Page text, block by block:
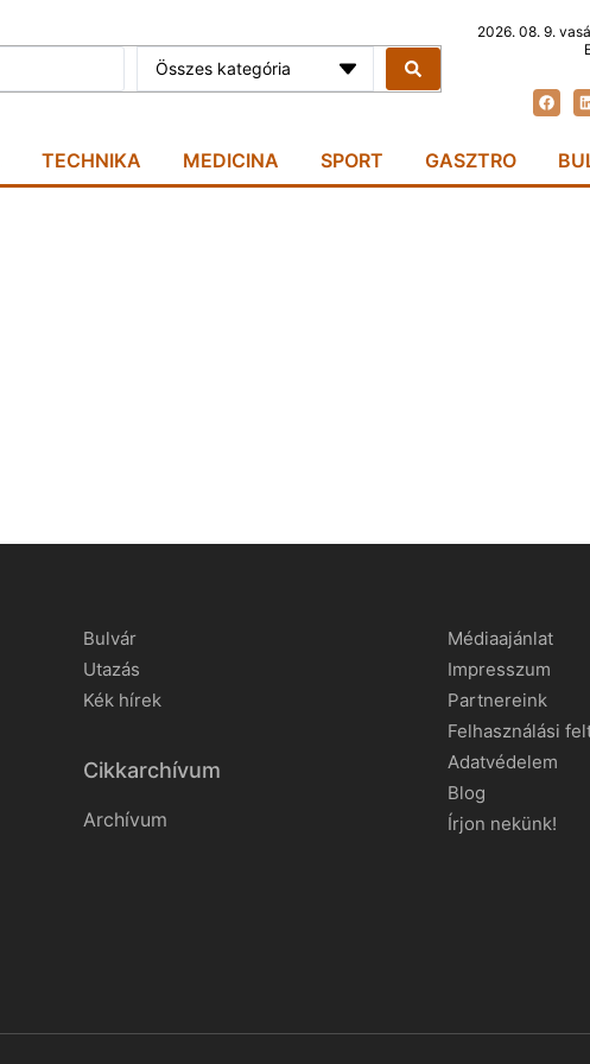
Összes kategória
2026. 08. 9.
TECHNIKA MEDICINA SPORT GASZTRO
Bulvár
Utazás
Kék hírek
Cikkarchívum
Archívum
Médiaajánlat
Impresszum
Partnereink
Felhasználási
Adatvédelem
Blog
Írjon nekünk!